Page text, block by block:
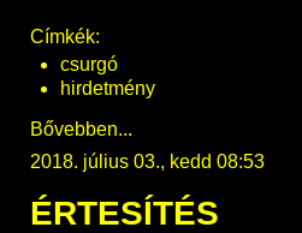
Címkék:
csurgó
hirdetmény
Bővebben...
2018. július 03., kedd 08:53
ÉRTESÍTÉS